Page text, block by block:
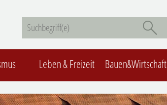
Leben & Freizeit Bauen&Wirtschaft